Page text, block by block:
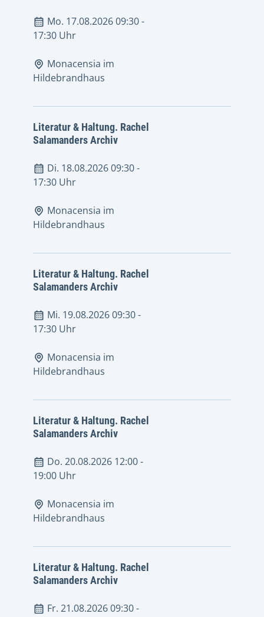
Mo. 17.08.2026 09:30-
17:30 Uhr
Monacensia im
Hildebrandhaus
Literatur & Haltung. Rachel
Salamanders Archiv
Di. 18.08.2026 09:30-
17:30 Uhr
Monacensia im
Hildebrandhaus
Literatur & Haltung. Rachel
Salamanders Archiv
Mi. 19.08.2026 09:30-
17:30 Uhr
Monacensia im
Hildebrandhaus
Literatur & Haltung. Rachel
Salamanders Archiv
Do. 20.08.2026 12:00-
19:00 Uhr
Monacensia im
Hildebrandhaus
Literatur & Haltung. Rachel
Salamanders Archiv
Fr. 21.08.2026 09:30-